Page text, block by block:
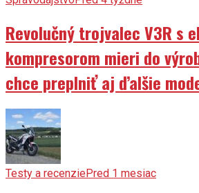
Revolučný trojvalec V3R s
kompresorom mieri do
chce preplniť aj ďalšie
Testy a recenziePred 1 mesiac